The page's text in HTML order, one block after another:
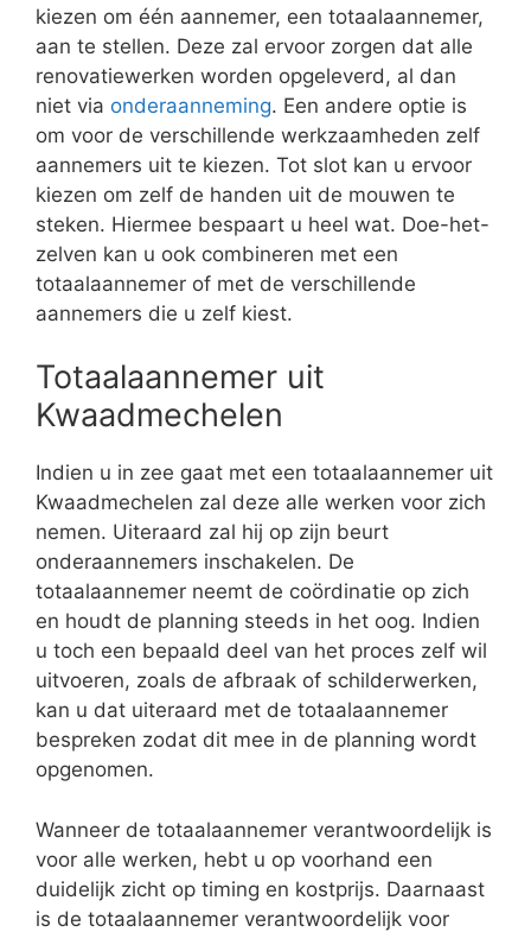
kiezen om één aannemer, een totaalaannemer,
aan te stellen. Deze zal ervoor zorgen dat alle
renovatiewerken worden opgeleverd, al dan
niet via onderaanneming. Een andere optie is
om voor de verschillende werkzaamheden zelf
aannemers uit te kiezen. Tot slot kan u ervoor
kiezen om zelf de handen uit de mouwen te
steken. Hiermee bespaart u heel wat. Doe-het-
zelven kan u ook combineren met een
totaalaannemer of met de verschillende
aannemers die u zelf kiest.
Totaalaannemer uit
Kwaadmechelen
Indien u in zee gaat met een totaalaannemer uit
Kwaadmechelen zal deze alle werken voor zich
nemen. Uiteraard zal hij op zijn beurt
onderaannemers inschakelen. De
totaalaannemer neemt de coördinatie op zich
en houdt de planning steeds in het oog. Indien
u toch een bepaald deel van het proces zelf wil
uitvoeren, zoals de afbraak of schilderwerken,
kan u dat uiteraard met de totaalaannemer
bespreken zodat dit mee in de planning wordt
opgenomen.
Wanneer de totaalaannemer verantwoordelijk is
voor alle werken, hebt u op voorhand een
duidelijk zicht op timing en kostprijs. Daarnaast
is de totaalaannemer verantwoordelijk voor